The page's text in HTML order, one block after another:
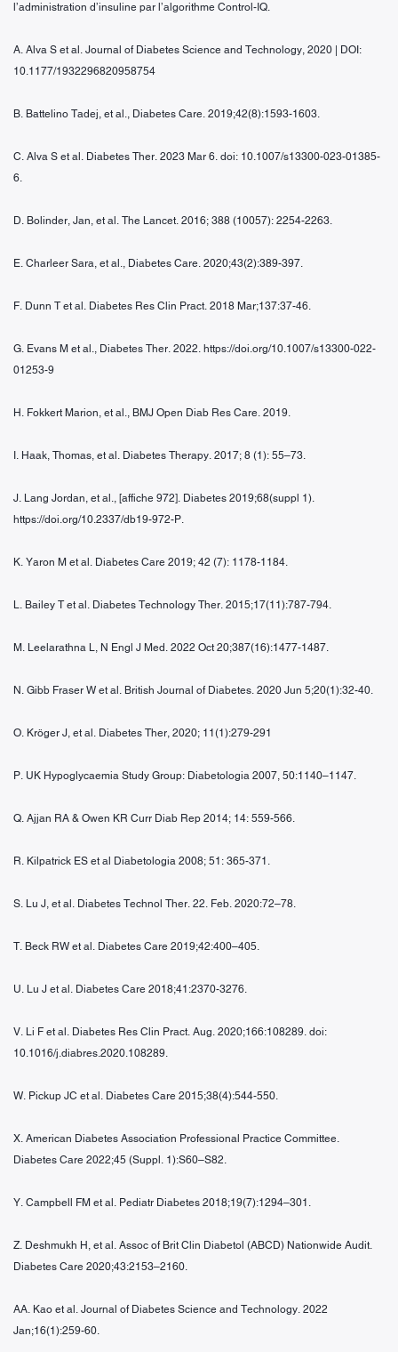
l’administration d’insuline par l’algorithme Control-IQ.
A. Alva S et al. Journal of Diabetes Science and Technology, 2020 | DOI:
10.1177/1932296820958754
B. Battelino Tadej, et al., Diabetes Care. 2019;42(8):1593-1603.
C. Alva S et al. Diabetes Ther. 2023 Mar 6. doi: 10.1007/s13300-023-01385-
6.
D. Bolinder, Jan, et al. The Lancet. 2016; 388 (10057): 2254-2263.
E. Charleer Sara, et al., Diabetes Care. 2020;43(2):389-397.
F. Dunn T et al. Diabetes Res Clin Pract. 2018 Mar;137:37-46.
G. Evans M et al., Diabetes Ther. 2022. https://doi.org/10.1007/s13300-022-
01253-9
H. Fokkert Marion, et al., BMJ Open Diab Res Care. 2019.
I. Haak, Thomas, et al. Diabetes Therapy. 2017; 8 (1): 55–73.
J. Lang Jordan, et al., [affiche 972]. Diabetes 2019;68(suppl 1).
https://doi.org/10.2337/db19-972-P.
K. Yaron M et al. Diabetes Care 2019; 42 (7): 1178-1184.
L. Bailey T et al. Diabetes Technology Ther. 2015;17(11):787-794.
M. Leelarathna L, N Engl J Med. 2022 Oct 20;387(16):1477-1487.
N. Gibb Fraser W et al. British Journal of Diabetes. 2020 Jun 5;20(1):32-40.
O. Kröger J, et al. Diabetes Ther, 2020; 11(1):279-291
P. UK Hypoglycaemia Study Group: Diabetologia 2007, 50:1140–1147.
Q. Ajjan RA & Owen KR Curr Diab Rep 2014; 14: 559-566.
R. Kilpatrick ES et al Diabetologia 2008; 51: 365-371.
S. Lu J, et al. Diabetes Technol Ther. 22. Feb. 2020:72–78.
T. Beck RW et al. Diabetes Care 2019;42:400–405.
U. Lu J et al. Diabetes Care 2018;41:2370-3276.
V. Li F et al. Diabetes Res Clin Pract. Aug. 2020;166:108289. doi:
10.1016/j.diabres.2020.108289.
W. Pickup JC et al. Diabetes Care 2015;38(4):544-550.
X. American Diabetes Association Professional Practice Committee.
Diabetes Care 2022;45 (Suppl. 1):S60–S82.
Y. Campbell FM et al. Pediatr Diabetes 2018;19(7):1294–301.
Z. Deshmukh H, et al. Assoc of Brit Clin Diabetol (ABCD) Nationwide Audit.
Diabetes Care 2020;43:2153–2160.
AA. Kao et al. Journal of Diabetes Science and Technology. 2022
Jan;16(1):259-60.